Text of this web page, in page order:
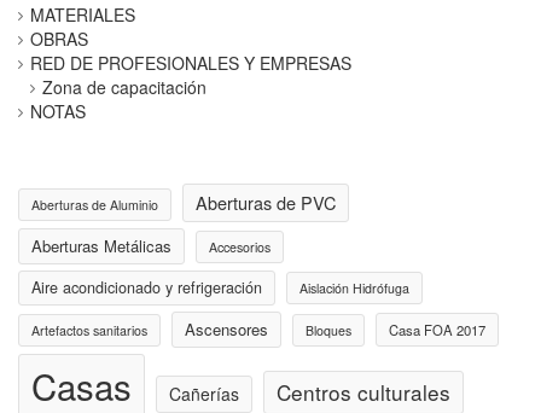
MATERIALES
OBRAS
RED DE PROFESIONALES Y EMPRESAS
Zona de capacitación
NOTAS
Aberturas de Aluminio Aberturas de PVC
Aberturas Metálicas Accesorios
Aire acondicionado y refrigeración Aislación Hidrófuga
Artefactos sanitarios Ascensores Bloques Casa FOA 2017
Casas Cañerías Centros culturales